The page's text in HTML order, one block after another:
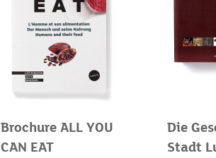
Brochure ALL YOU
CAN EAT
Die
Stadt